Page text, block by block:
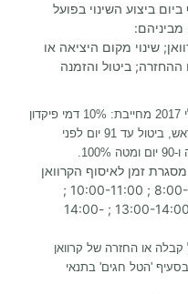
ביצוע השינוי בפועל
מביניהם:
שינוי מקום היציאה או
ההחזרה; ביטול והזמנה
השכרת קרוואן בין 1 ביוני ל-8 ביולי 2017 מחייבת: 10% דמי פיקדון
שלא יוחזרו, תשלום מלא 90 יום מראש, ביטול עד 91 יום לפני
זמן לאיסוף הקרוואן
מבין האפשרויות הבאות: 8:00-10:00 ; 10:00-11:00 ;
11:00-12:00 ; 12:00-13:00 ; 13:00-14:00 ; 14:00-
קבלה או החזרה של קרוואן
בסעיף 'הטל חגים' בתנאי